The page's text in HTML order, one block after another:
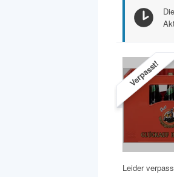
Verpasst!
Leider